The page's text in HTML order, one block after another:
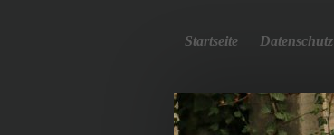
Startseite Datenschutz